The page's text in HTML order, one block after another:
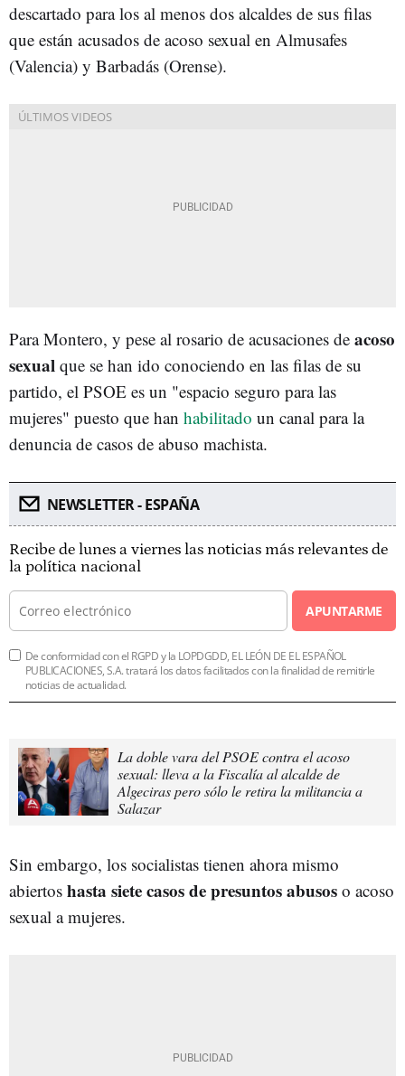
descartado para los al menos dos alcaldes de sus filas
que están acusados de acoso sexual en Almusafes
(Valencia) y Barbadás (Orense).
Para Montero, y pese al rosario de acusaciones de acoso
sexual que se han ido conociendo en las filas de su
partido, el PSOE es un "espacio seguro para las
mujeres" puesto que han habilitado un canal para la
denuncia de casos de abuso machista.
NEWSLETTER - ESPAÑA
Recibe de lunes a viernes las noticias más relevantes de
la política nacional
APUNTARME
De conformidad con el RGPD y la LOPDGDD, EL LEÓN DE EL ESPAÑOL
PUBLICACIONES, S.A. tratará los datos facilitados con la finalidad de remitirle
noticias de actualidad.
La doble vara del PSOE contra el acoso
sexual: lleva a la Fiscalía al alcalde de
Algeciras pero sólo le retira la militancia a
Salazar
Sin embargo, los socialistas tienen ahora mismo
abiertos hasta siete casos de presuntos abusos o acoso
sexual a mujeres.